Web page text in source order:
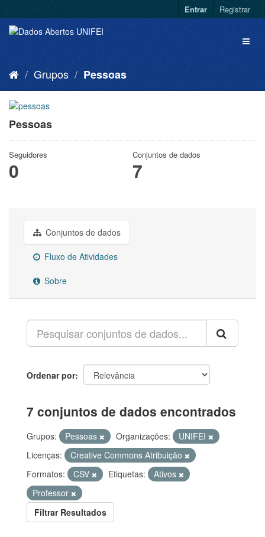
Entrar Registrar
Grupos Pessoas
Pessoas
Seguidores
0
Conjuntos de dados
7
Conjuntos de dados
Fluxo de Atividades
Sobre
Ordenar por
7 conjuntos de dados encontrados
Grupos: Pessoas Organizações:
UNIFEI
Licenças:
Creative Commons Atribuição
Formatos:
CSV Etiquetas:
Ativos
Professor
Filtrar Resultados